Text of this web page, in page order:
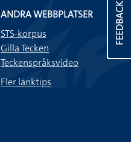
FEEDBACK
ANDRA WEBBPLATSER
STS-korpus
Gilla Tecken
Teckenspråksvideo
Fler länktips